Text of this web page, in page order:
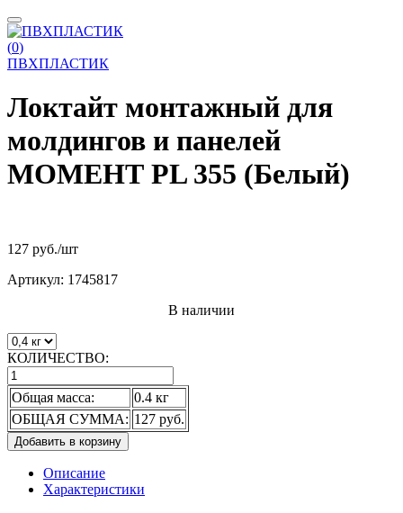
(0)
ПВХПЛАСТИК
Локтайт монтажный для
молдингов и панелей
МОМЕНТ PL 355 (Белый)
127 руб./шт
Артикул: 1745817
В наличии
КОЛИЧЕСТВО:
Общая масса:
0.4 кг
ОБЩАЯ СУММА: 127 руб.
Добавить в корзину
Описание
Характеристики